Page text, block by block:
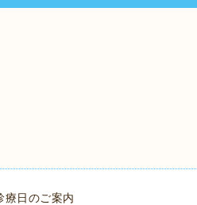
療日のご案内